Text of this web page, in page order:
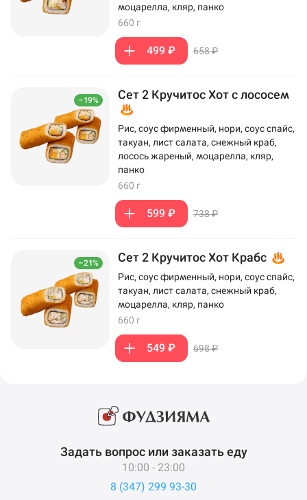
моцарелла, кляр, панко
660 г
499 ₽ 658 ₽
–19% Сет 2 Кручитос Хот с лососем
Рис, соус фирменный, нори, соус спайс,
такуан, лист салата, снежный краб,
лосось жареный, моцарелла, кляр,
панко
660 г
599 ₽ 738 ₽
–21% Сет 2 Кручитос Хот Крабс
Рис, соус фирменный, нори, соус спайс,
такуан, лист салата, снежный краб,
моцарелла, кляр, панко
660 г
549 ₽ 698 ₽
Задать вопрос или заказать еду
10:00 - 23:00
8 (347) 299 93-30